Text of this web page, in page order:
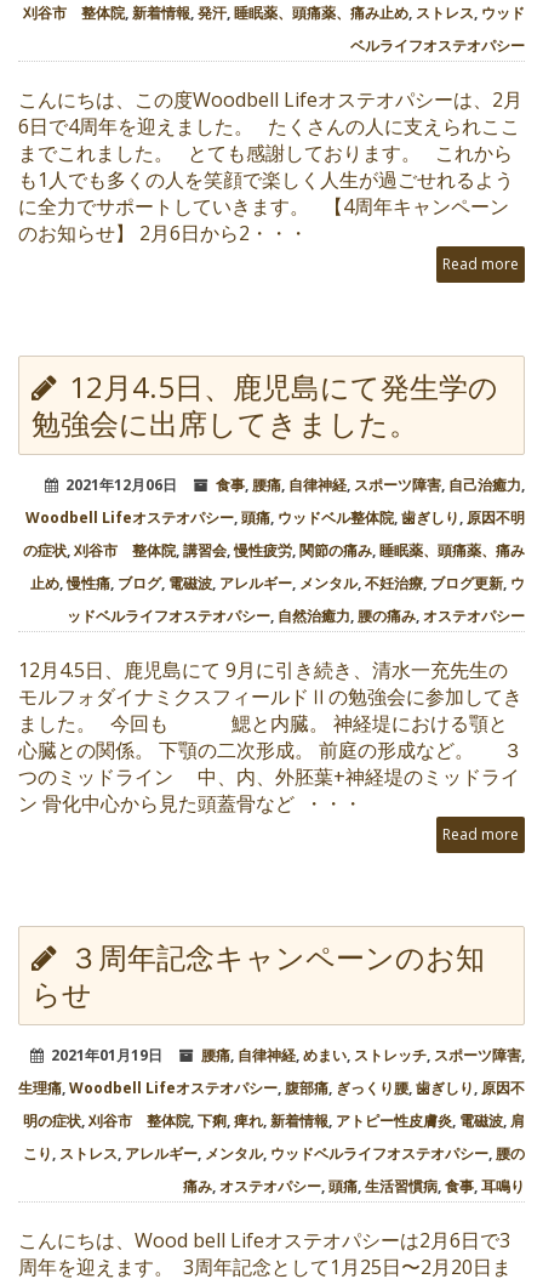
刈谷市 整体院,新着情報,発汗,睡眠薬、頭痛薬、痛み止め, ストレス, ウッド
ベルライフオステオパシー
こんにちは、この度Woodbell Lifeオステオパシーは、2月
6日で4周年を迎えました。 たくさんの人に支えられここ
までこれました。 とても感謝しております。 これから
も1人でも多くの人を笑顔で楽しく人生が過ごせれるよう
に全力でサポートしていきます。 【4周年キャンペーン
のお知らせ】 2月6日から2・・・
Read more
12月4.5日、鹿児島にて発生学の
勉強会に出席してきました。
2021年12月06日 食事,腰痛, 自律神経, スポーツ障害, 自己治癒力,
Woodbell Lifeオステオパシー,頭痛, ウッドベル整体院,歯ぎしり, 原因不明
の症状,刈谷市 整体院,講習会,慢性疲労,関節の痛み,睡眠薬、頭痛薬、痛み
止め,慢性痛, ブログ, 電磁波, アレルギー, メンタル,不妊治療, ブログ更新, ウ
ッドベルライフオステオパシー, 自然治癒力,腰の痛み,オステオパシー
12月4.5日、鹿児島にて 9月に引き続き、清水一充先生の
モルフォダイナミクスフィールドⅡの勉強会に参加してき
ました。 今回も 鰓と内臓。 神経堤における顎と
心臓との関係。 下顎の二次形成。 前庭の形成など。 ３
つのミッドライン 中、内、外胚葉+神経堤のミッドライ
ン 骨化中心から見た頭蓋骨など ・・・
Read more
３周年記念キャンペーンのお知
らせ
2021年01月19日 腰痛, 自律神経,めまい, ストレッチ, スポーツ障害,
生理痛,Woodbell Lifeオステオパシー,腹部痛, ぎっくり腰,歯ぎしり, 原因不
明の症状,刈谷市 整体院,下痢,痺れ,新着情報, アトピー性皮膚炎, 電磁波, 肩
こり, ストレス, アレルギー, メンタル, ウッドベルライフオステオパシー,腰の
痛み,オステオパシー,頭痛,生活習慣病,食事,耳鳴り
こんにちは、Wood bell Lifeオステオパシーは2月6日で3
周年を迎えます。 3周年記念として1月25日〜2月20日ま